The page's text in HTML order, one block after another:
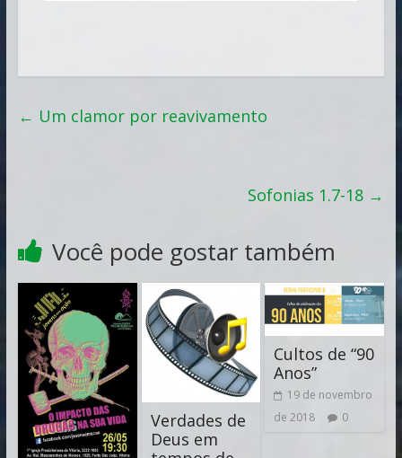
← Um clamor por reavivamento
Sofonias 1.7-18 →
Você pode gostar também
Verdades de
Deus em
Cultos de “90
Anos”
19 de novembro
de 2018
0